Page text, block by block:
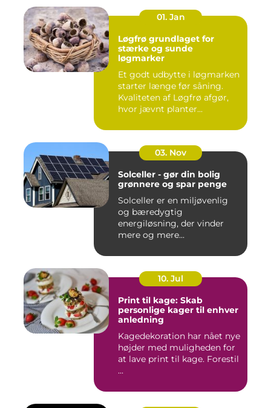
01. Jan
Løgfrø grundlaget for
stærke og sunde
løgmarker
Et godt udbytte i løgmarken
starter længe før såning.
Kvaliteten af Løgfrø afgør,
hvor jævnt planter...
03. Nov
Solceller - gør din bolig
grønnere og spar penge
Solceller er en miljøvenlig
og bæredygtig
energiløsning, der vinder
mere og mere...
10. Jul
Print til kage: Skab
personlige kager til enhver
anledning
Kagedekoration har nået nye
højder med muligheden for
at lave print til kage. Forestil
...